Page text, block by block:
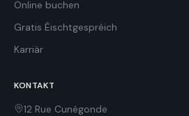
Online buchen
Gratis Éischtgespréich
Karriär
KONTAKT
12 Rue Cunégonde